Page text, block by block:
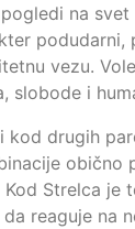
na svet
podudarni,
vezu.
slobode i
kod drugih
obično
Strelca je
reaguje na